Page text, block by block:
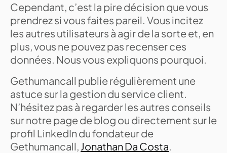
Cependant, c’est la pire décision que vous
prendrez si vous faites pareil. Vous incitez
les autres utilisateurs à agir de la sorte et, en
plus, vous ne pouvez pas recenser ces
données. Nous vous expliquons pourquoi.
Gethumancall publie régulièrement une
astuce sur la gestion du service client.
N’hésitez pas à regarder les autres conseils
sur notre page de blog ou directement sur le
profil LinkedIn du fondateur de
Gethumancall, Jonathan Da Costa.